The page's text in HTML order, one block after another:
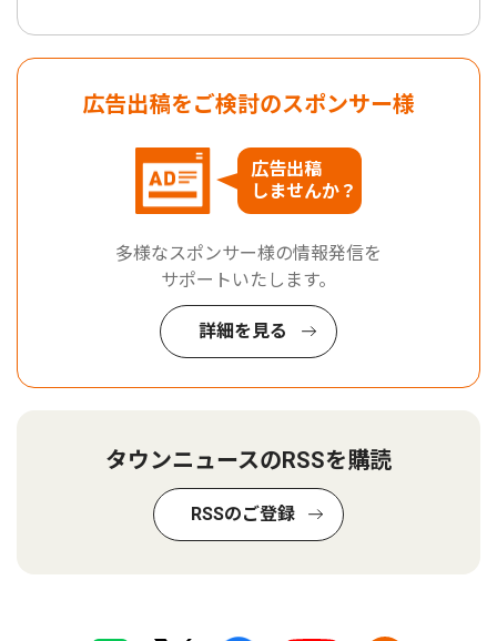
広告出稿をご検討のスポンサー様
広告出稿
しませんか？
多様なスポンサー様の情報発信を
サポートいたします。
詳細を見る
タウンニュースのRSSを購読
RSSのご登録